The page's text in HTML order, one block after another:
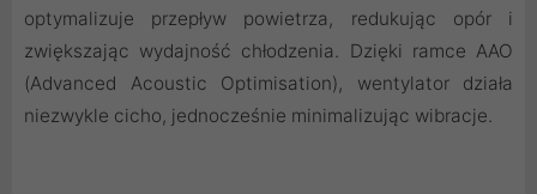
optymalizuje przepływ powietrza, redukując opór i
zwiększając wydajność chłodzenia. Dzięki ramce AAO
(Advanced Acoustic Optimisation), wentylator działa
niezwykle cicho, jednocześnie minimalizując wibracje.